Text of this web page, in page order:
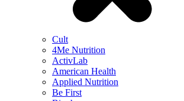
Cult
4Me Nutrition
ActivLab
American Health
Applied Nutrition
Be First